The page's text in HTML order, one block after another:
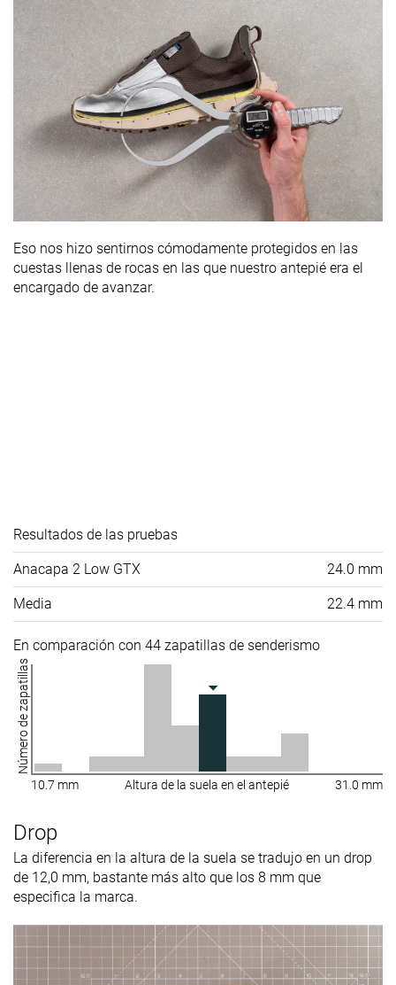
Eso nos hizo sentirnos cómodamente protegidos en las
cuestas llenas de rocas en las que nuestro antepié era el
encargado de avanzar.
Resultados de las pruebas
Anacapa 2 Low GTX 24.0 mm
Media 22.4 mm
En comparación con 44 zapatillas de senderismo
Número de zapatillas
10.7 mm Altura de la suela en el antepié 31.0 mm
Drop
La diferencia en la altura de la suela se tradujo en un drop
de 12,0 mm, bastante más alto que los 8 mm que
especifica la marca.